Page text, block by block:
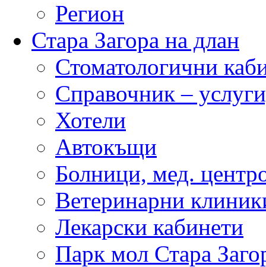
Регион
Стара Загора на длан
Стоматологични
Справочник –
Хотели
Автокъщи
Болници, мед.
Ветеринарни
Лекарски кабинети
Парк мол Стара